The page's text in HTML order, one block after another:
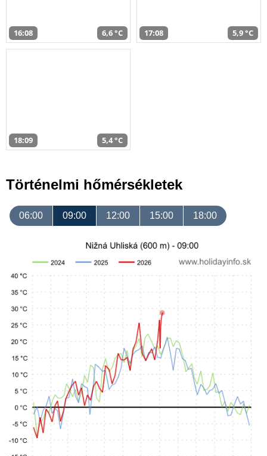
16:08 6,6 °C 17:08 5,9 °C
18:09 5,4 °C
Történelmi hőmérsékletek
06:00 09:00 12:00 15:00 18:00